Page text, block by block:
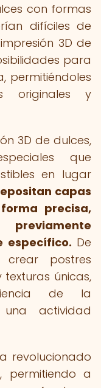
con formas
difíciles de
3D de
para
permitiéndoles
originales y
3D de dulces,
que
en lugar
capas
precisa,
específico. De
postres
únicas,
de la
actividad
revolucionado
permitiendo a